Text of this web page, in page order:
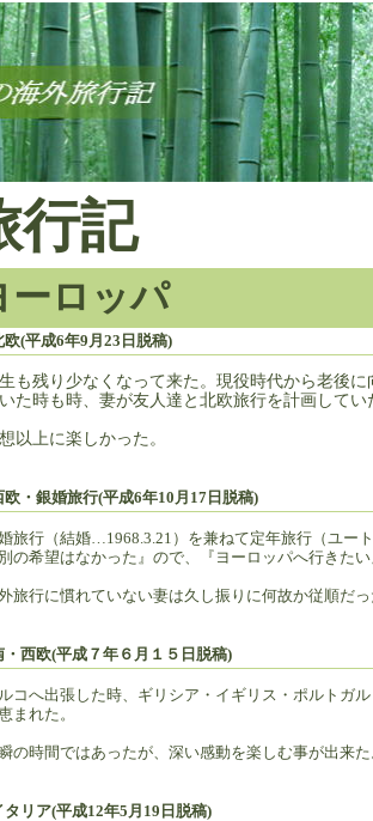
行記
ーロッパ
欧(平成6年9月23日脱稿)
も残り少なくなって来た。現役時代から老後
た時も時、妻が友人達と北欧旅行を計画して
以上に楽しかった。
欧・銀婚旅行(平成6年10月17日脱稿)
旅行（結婚…1968.3.21）を兼ねて定年旅行（ユー
の希望はなかった』ので、『ヨーロッパへ行きた
旅行に慣れていない妻は久し振りに何故か従順だ
・西欧(平成７年６月１５日脱稿)
ルコへ出張した時、ギリシア・イギリス・ポルトガ
まれた。
の時間ではあったが、深い感動を楽しむ事が出来
タリア(平成12年5月19日脱稿)